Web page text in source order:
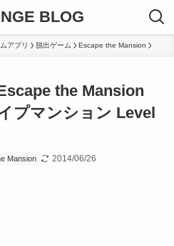
BLOG
アプリ 脱出ゲーム Escape the Mansion
the Mansion
プマンション Level
Mansion 2014/06/26